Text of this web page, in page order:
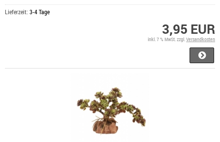
Lieferzeit: 3-4 Tage
3,95 EUR
inkl. 7 % MwSt. zzgl.Versandkosten